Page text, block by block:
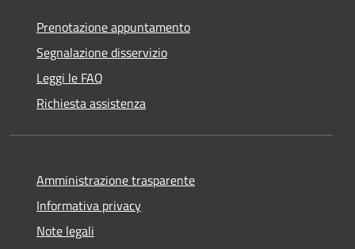
Prenotazione appuntamento
Segnalazione disservizio
Leggi le FAQ
Richiesta assistenza
Amministrazione trasparente
Informativa privacy
Note legali